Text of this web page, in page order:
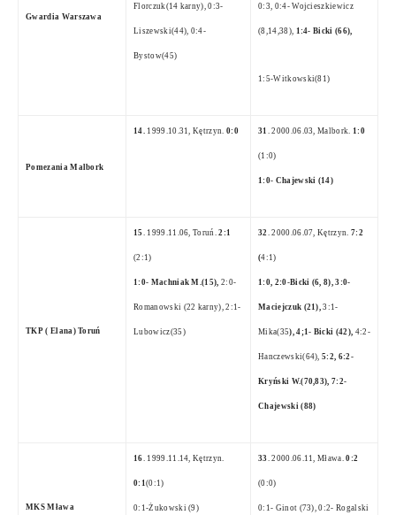
Gwardia Warszawa
Florczuk(14 karny), 0:3-
Liszewski(44), 0:4-
Bystow(45)
0:3, 0:4- Wojcieszkiewicz
(8,14,38), 1:4- Bicki (66),
1:5-Witkowski(81)
Pomezania Malbork
14. 1999.10.31, Kętrzyn.0:0 31 . 2000.06.03, Malbork.1:0
(1:0)
1:0- Chajewski (14)
TKP ( Elana) Toruń
15 . 1999.11.06, Toruń.2:1
(2:1)
1:0- Machniak M.(15),2:0-
Romanowski (22 karny), 2:1-
Lubowicz(35)
32 . 2000.06.07, Kętrzyn.7:2
(4:1)
1:0, 2:0-Bicki (6, 8), 3:0-
Maciejczuk (21),3:1-
Mika(35), 4;1- Bicki (42), 4:2-
Hanczewski(64), 5:2, 6:2-
Kryński W.(70,83), 7:2-
Chajewski (88)
MKS Mława
16 . 1999.11.14, Kętrzyn.
0:1 (0:1)
0:1-Żukowski (9)
33 . 2000.06.11, Mława.0:2
(0:0)
0:1- Ginot (73), 0:2- Rogalski